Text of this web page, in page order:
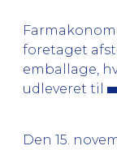
foretaget
emballage,
udleveret til
Den 15.